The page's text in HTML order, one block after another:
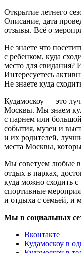
Открытие летнего
Описание, дата
отзывы. Всё о
Не знаете что
с ребенком, куда
место для свидания?
Интересуетесь
Не знаете куда
Кудамоскоу — это
Москвы. Мы знаем
с парнем или
события, музеи и
и их родителей,
места Москвы,
Мы советуем любые
отдых в парках,
куда можно сходить
спортивные
и отдыха с семьей, и
Мы в социальных
Вконтакте
Кудамоскоу в